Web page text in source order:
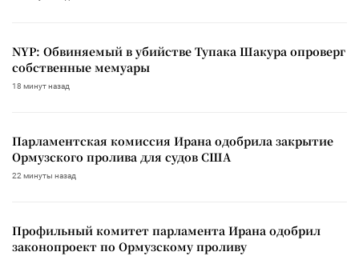
NYP: Обвиняемый в убийстве Тупака Шакура опроверг
собственные мемуары
18 минут назад
Парламентская комиссия Ирана одобрила закрытие
Ормузского пролива для судов США
22 минуты назад
Профильный комитет парламента Ирана одобрил
законопроект по Ормузскому проливу